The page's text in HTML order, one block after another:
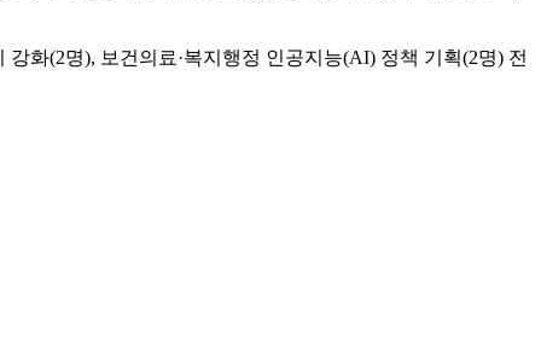
화(2명), 보건의료·복지행정 인공지능(AI) 정책 기획(2명) 전